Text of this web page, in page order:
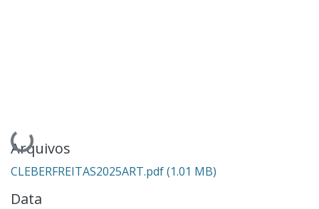
Carregando...
Arquivos
CLEBERFREITAS2025ART.pdf(1.01 MB)
Data